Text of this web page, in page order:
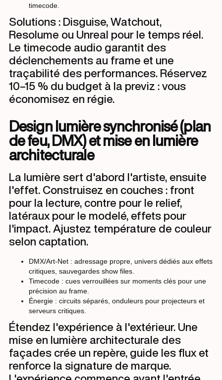
timecode.
Solutions : Disguise, Watchout,
Resolume ou Unreal pour le temps réel.
Le timecode audio garantit des
déclenchements au frame et une
traçabilité des performances. Réservez
10–15 % du budget à la previz : vous
économisez en régie.
Design lumière synchronisé (plan
de feu, DMX) et mise en lumière
architecturale
La lumière sert d'abord l'artiste, ensuite
l'effet. Construisez en couches : front
pour la lecture, contre pour le relief,
latéraux pour le modelé, effets pour
l'impact. Ajustez température de couleur
selon captation.
DMX/Art-Net : adressage propre, univers dédiés aux effets
critiques, sauvegardes show files.
Timecode : cues verrouillées sur moments clés pour une
précision au frame.
Énergie : circuits séparés, onduleurs pour projecteurs et
serveurs critiques.
Étendez l'expérience à l'extérieur. Une
mise en lumière architecturale des
façades crée un repère, guide les flux et
renforce la signature de marque.